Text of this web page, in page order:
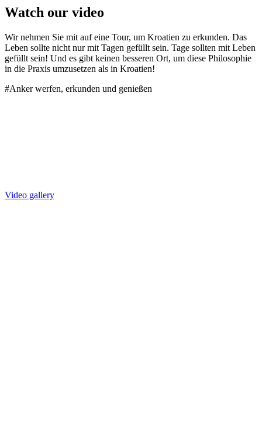
Watch our video
Wir nehmen Sie mit auf eine Tour, um Kroatien zu erkunden. Das
Leben sollte nicht nur mit Tagen gefüllt sein. Tage sollten mit Leben
gefüllt sein! Und es gibt keinen besseren Ort, um diese Philosophie
in die Praxis umzusetzen als in Kroatien!
#Anker werfen, erkunden und genießen
Video gallery